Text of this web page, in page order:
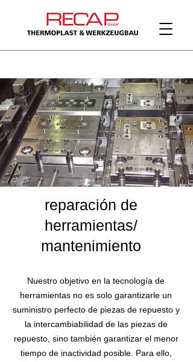
reparación de
herramientas/
mantenimiento
Nuestro objetivo en la tecnología de
herramientas no es solo garantizarle un
suministro perfecto de piezas de repuesto y
la intercambiabilidad de las piezas de
repuesto, sino también garantizar el menor
tiempo de inactividad posible. Para ello,